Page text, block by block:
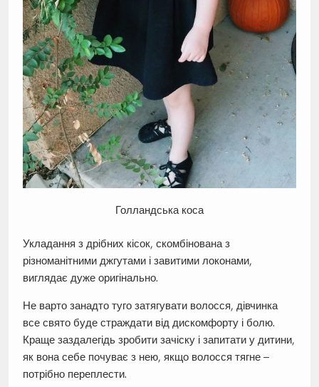
Голландська коса
Укладання з дрібних кісок, скомбінована з
різноманітними джгутами і завитими локонами,
виглядає дуже оригінально.
Не варто занадто туго затягувати волосся, дівчинка
все свято буде страждати від дискомфорту і болю.
Краще заздалегідь зробити зачіску і запитати у дитини,
як вона себе почуває з нею, якщо волосся тягне –
потрібно переплести.